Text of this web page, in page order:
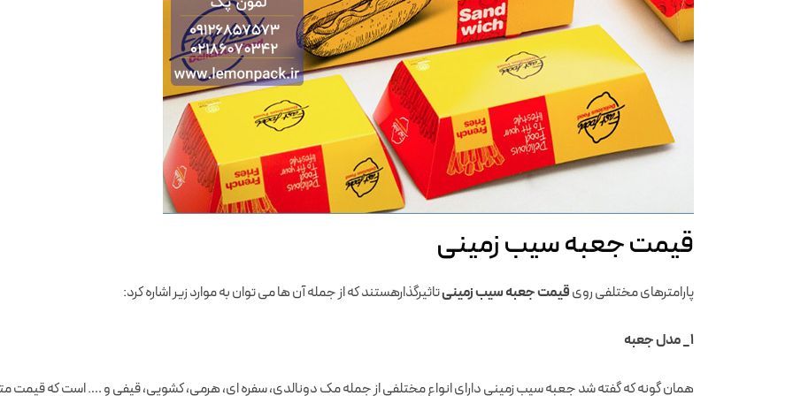
قیمت جعبه سیب زمینی
پارامترهای مختلفی رویقیمت جعبه سیب زمینیتاثیرگذارهستند که از جمله آن ها می توان به موارد زیر اشاره کرد:
۱_ مدل جعبه
همان گونه که گفته شد جعبه سیب زمینی دارای انواع مختلفی از جمله مک دونالدی، سفره ای، هرمی، کشویی، قیفی و …. است که قیمت